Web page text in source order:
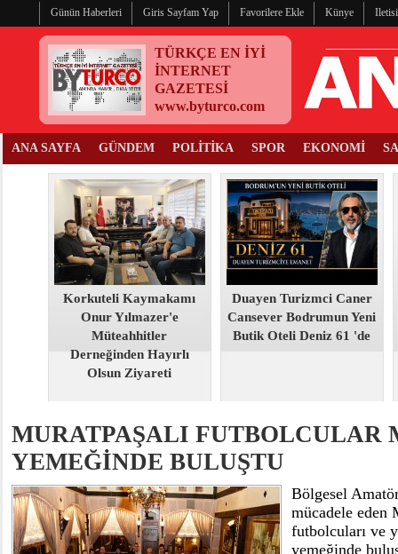
Günün Haberleri Giris Sayfam Yap Favorilere Ekle Künye
TÜRKÇE EN İYİ
İNTERNET
GAZETESİ
www.byturco.com
ANA SAYFA GÜNDEM POLİTİKA SPOR EKONOMİ
Korkuteli Kaymakamı
Onur Yılmazer'e
Müteahhitler
Derneğinden Hayırlı
Olsun Ziyareti
Duayen Turizmci Caner
Cansever Bodrumun Yeni
Butik Oteli Deniz 61 'de
​MURATPAŞALI FUTBOLCULAR
YEMEĞİNDE BULUŞTU
Bölgesel
mücadele eden
futbolcuları ve
yemeğinde